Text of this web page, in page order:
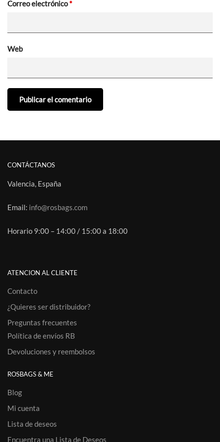
Correo electrónico*
Web
CONTÁCTANOS
Valencia, España
Email: info@rosbags.com
Horario 9:00 – 14:00 / 15:00 a 18:00
ATENCION AL CLIENTE
Contacto
¿Quieres ser distribuidor?
Preguntas frecuentes
Política de envíos RB
Devoluciones y reembolsos
ROSBAGS & ME
Blog
Mi cuenta
Lista de deseos
Encuentra una Lista de Deseos